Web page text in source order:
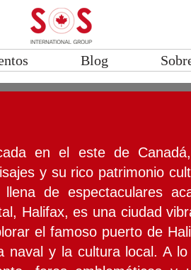
Blog
en el este de
y su rico patrimonio
de espectaculares
Halifax, es una ciudad
el famoso puerto de
naval y la cultura local. A